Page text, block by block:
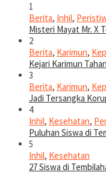
1
Berita, Inhil,
Misteri Mayat Mr. X
2
Berita, Karimun,
Kejari Karimun
3
Berita, Karimun,
Jadi Tersangka
4
Inhil, Kesehatan,
Puluhan Siswa di
5
Inhil, Kesehatan
27 Siswa di